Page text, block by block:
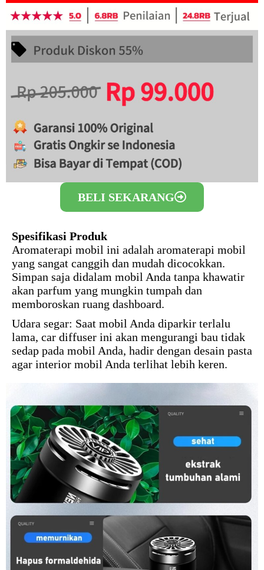
BELI SEKARANG
Spesifikasi Produk
Aromaterapi mobil ini adalah aromaterapi mobil
yang sangat canggih dan mudah dicocokkan.
Simpan saja didalam mobil Anda tanpa khawatir
akan parfum yang mungkin tumpah dan
memboroskan ruang dashboard.
Udara segar: Saat mobil Anda diparkir terlalu
lama, car diffuser ini akan mengurangi bau tidak
sedap pada mobil Anda, hadir dengan desain pasta
agar interior mobil Anda terlihat lebih keren.